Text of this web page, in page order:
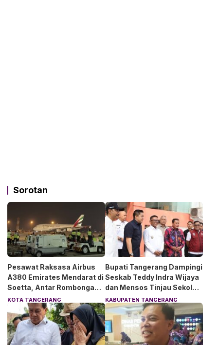
Sorotan
Pesawat Raksasa Airbus
A380 Emirates Mendarat di
Soetta, Antar Rombongan
Chelsea dan AC Milan
KOTA TANGERANG
Bupati Tangerang Dampingi
Seskab Teddy Indra Wijaya
dan Mensos Tinjau Sekolah
Rakyat di Curug
KABUPATEN TANGERANG